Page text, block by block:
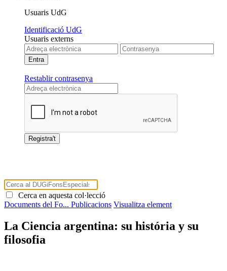
Usuaris UdG
Identificació UdG
Usuaris externs
Restablir contrasenya
Cerca en aquesta col·lecció
Documents del Fo... Publicacions Visualitza element
La Ciencia argentina: su história y su
filosofia